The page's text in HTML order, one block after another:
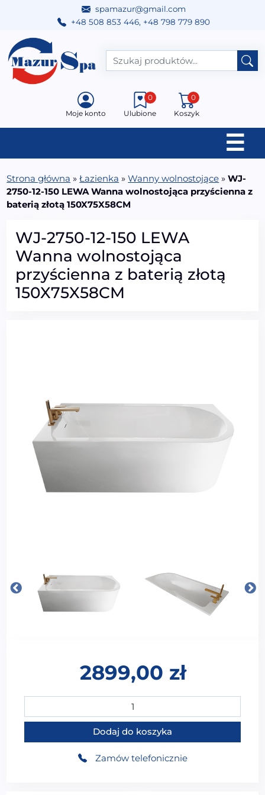
spamazur@gmail.com
+48 508 853 446, +48 798 779 890
Przejdź do treści
Main Navigation
Moje konto Ulubione
0
Koszyk
0
☰
Strona główna »Łazienka »Wanny wolnostojące »WJ-
2750-12-150 LEWA Wanna wolnostojąca przyścienna z
baterią złotą 150X75X58CM
WJ-2750-12-150 LEWA
Wanna wolnostojąca
przyścienna z baterią złotą
150X75X58CM
2899,00 zł
ilość WJ-2750-12-150 LEWA Wanna wolnostojąca
Dodaj do koszyka
Zamów telefonicznie